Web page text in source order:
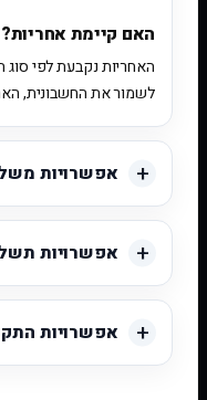
האם קיימת אחריות?
האחריות נקבעת לפי
לשמור את החשבונית,
אפשרויות
אפשרויות
אפשרויות